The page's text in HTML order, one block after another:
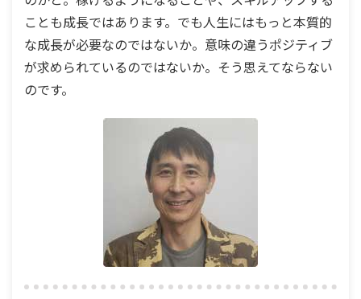
ことも成長ではあります。でも人生にはもっと本質的
な成長が必要なのではないか。意味の違うポジティブ
が求められているのではないか。そう思えてならない
のです。